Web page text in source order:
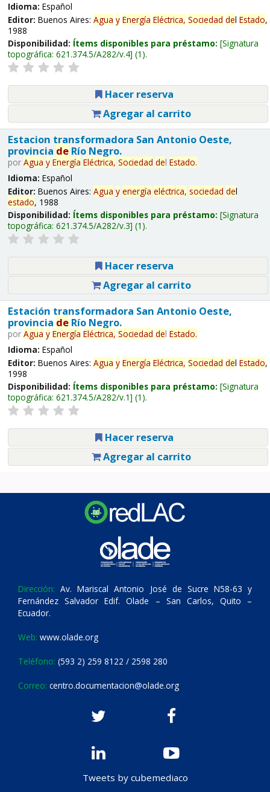
Idioma: Español
Editor: Buenos Aires: Agua y Energía Eléctrica, Sociedad del Estado,
1988
Disponibilidad: Ítems disponibles para préstamo: Signatura
topográfica: 621.374.5/A282/v.4 (1).
Hacer reserva
Agregar al carrito
Estacion transformadora San Antonio Oeste,
provincia deRío Negro.
por Agua y Energía Eléctrica, Sociedad del Estado.
Idioma: Español
Editor: Buenos Aires: Agua y energía eléctrica, sociedad del
estado, 1988
Disponibilidad: Ítems disponibles para préstamo: Signatura
topográfica: 621.374.5/A282/v.3 (1).
Hacer reserva
Agregar al carrito
Estación transformadora San Antonio Oeste,
provincia deRío Negro.
por Agua y Energía Eléctrica, Sociedad del Estado.
Idioma: Español
Editor: Buenos Aires: Agua y Energía Eléctrica, Sociedad del Estado,
1998
Disponibilidad: Ítems disponibles para préstamo: Signatura
topográfica: 621.374.5/A282/v.1 (1).
Hacer reserva
Agregar al carrito
Dirección: Av. Mariscal Antonio José de Sucre N58-63 y
Fernández Salvador Edif. Olade – San Carlos, Quito –
Ecuador.
Web: www.olade.org
Teléfono: (593 2) 259 8122 / 2598 280
Correo: centro.documentacion@olade.org
Tweets by cubemediaco